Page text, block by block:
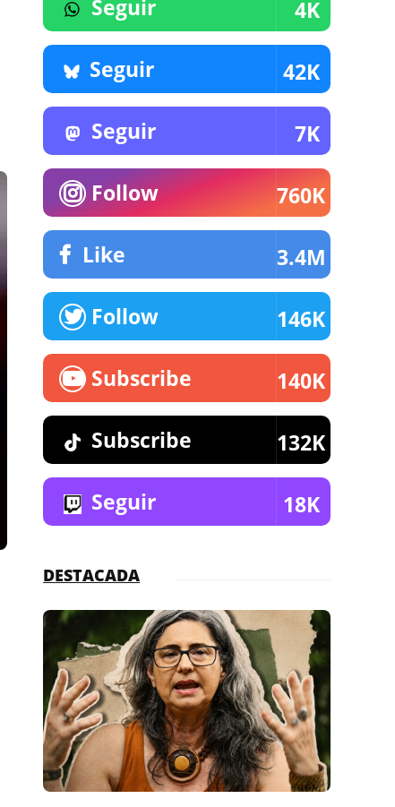
Seguir 4K
Seguir 42K
Seguir 7K
Follow 760K
Like 3.4M
Follow 146K
Subscribe 140K
Subscribe 132K
Seguir 18K
DESTACADA